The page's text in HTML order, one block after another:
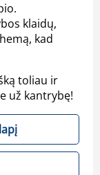
klaidų,
kad
toliau ir
už kantrybę!